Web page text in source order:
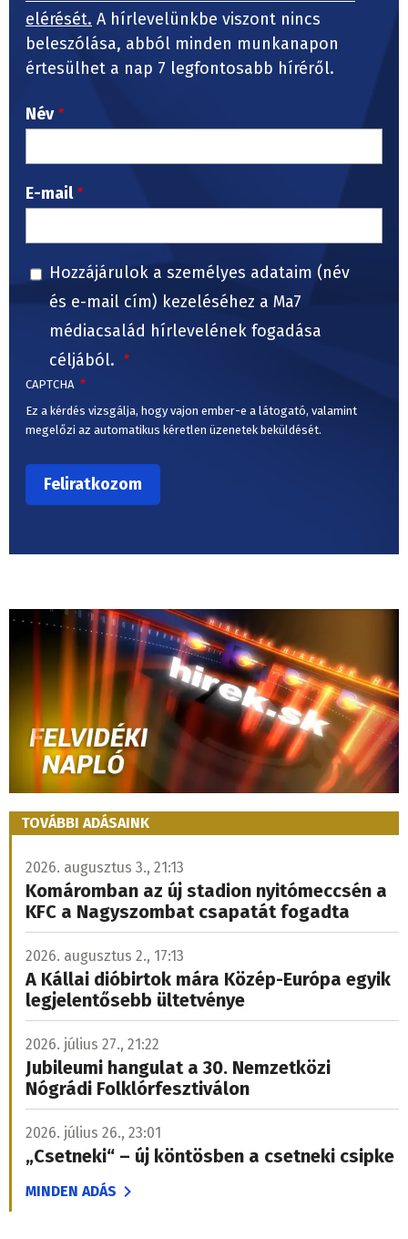
elérését. A hírlevelünkbe viszont nincs
beleszólása, abból minden munkanapon
értesülhet a nap 7 legfontosabb híréről.
Név
E-mail
Hozzájárulok a személyes adataim (név
és e-mail cím) kezeléséhez a Ma7
médiacsalád hírlevelének fogadása
céljából.
CAPTCHA
Ez a kérdés vizsgálja, hogy vajon ember-e a látogató, valamint
megelőzi az automatikus kéretlen üzenetek beküldését.
TOVÁBBI ADÁSAINK
2026. augusztus 3., 21:13
Komáromban az új stadion nyitómeccsén a
KFC a Nagyszombat csapatát fogadta
2026. augusztus 2., 17:13
A Kállai dióbirtok mára Közép-Európa egyik
legjelentősebb ültetvénye
2026. július 27., 21:22
Jubileumi hangulat a 30. Nemzetközi
Nógrádi Folklórfesztiválon
2026. július 26., 23:01
„Csetneki“ – új köntösben a csetneki csipke
MINDEN ADÁS